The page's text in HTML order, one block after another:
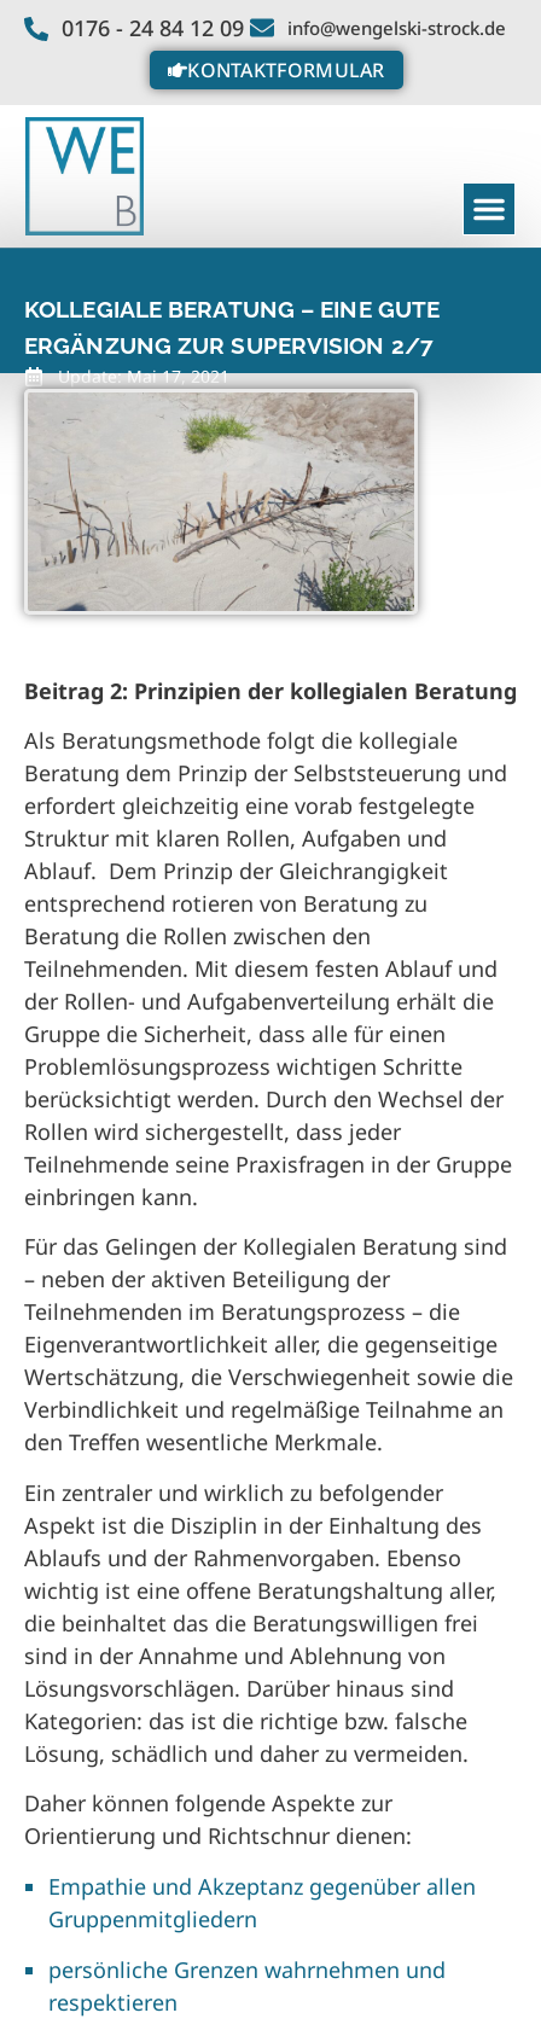
0176 - 24 84 12 09 info@wengelski-strock.de
KONTAKTFORMULAR
KOLLEGIALE BERATUNG – EINE GUTE
ERGÄNZUNG ZUR SUPERVISION 2/7
Update: Mai 17, 2021
Beitrag 2: Prinzipien der kollegialen Beratung
Als Beratungsmethode folgt die kollegiale
Beratung dem Prinzip der Selbststeuerung und
erfordert gleichzeitig eine vorab festgelegte
Struktur mit klaren Rollen, Aufgaben und
Ablauf. Dem Prinzip der Gleichrangigkeit
entsprechend rotieren von Beratung zu
Beratung die Rollen zwischen den
Teilnehmenden. Mit diesem festen Ablauf und
der Rollen- und Aufgabenverteilung erhält die
Gruppe die Sicherheit, dass alle für einen
Problemlösungsprozess wichtigen Schritte
berücksichtigt werden. Durch den Wechsel der
Rollen wird sichergestellt, dass jeder
Teilnehmende seine Praxisfragen in der Gruppe
einbringen kann.
Für das Gelingen der Kollegialen Beratung sind
– neben der aktiven Beteiligung der
Teilnehmenden im Beratungsprozess – die
Eigenverantwortlichkeit aller, die gegenseitige
Wertschätzung, die Verschwiegenheit sowie die
Verbindlichkeit und regelmäßige Teilnahme an
den Treffen wesentliche Merkmale.
Ein zentraler und wirklich zu befolgender
Aspekt ist die Disziplin in der Einhaltung des
Ablaufs und der Rahmenvorgaben. Ebenso
wichtig ist eine offene Beratungshaltung aller,
die beinhaltet das die Beratungswilligen frei
sind in der Annahme und Ablehnung von
Lösungsvorschlägen. Darüber hinaus sind
Kategorien: das ist die richtige bzw. falsche
Lösung, schädlich und daher zu vermeiden.
Daher können folgende Aspekte zur
Orientierung und Richtschnur dienen:
Empathie und Akzeptanz gegenüber allen
Gruppenmitgliedern
persönliche Grenzen wahrnehmen und
respektieren